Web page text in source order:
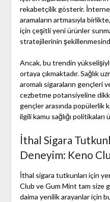
rekabetçilik gösterir.
aramaların artmasıyla
için çeşitli yeni ürünler
stratejilerinin
Ancak, bu trendin
ortaya çıkmaktadır. Sağlık
aromalı sigaraların gençleri
cezbetme potansiyeline
gençler arasında popülerlik
ilgili kamu sağlığı
İthal Sigara
Deneyim: Keno
İthal sigara tutkunları için
Club ve Gum Mint tam size
daima yenilik arayanlar için